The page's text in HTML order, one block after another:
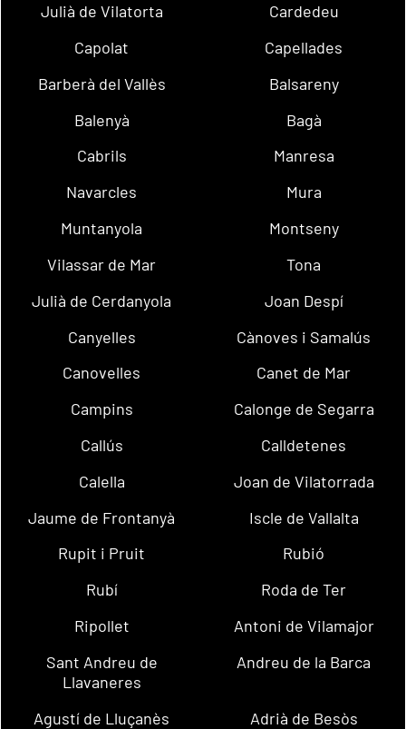
Julià de Vilatorta
Cardedeu
Capolat
Capellades
Barberà del Vallès
Balsareny
Balenyà
Bagà
Cabrils
Manresa
Navarcles
Mura
Muntanyola
Montseny
Vilassar de Mar
Tona
Julià de Cerdanyola
Joan Despí
Canyelles
Cànoves i Samalús
Canovelles
Canet de Mar
Campins
Calonge de Segarra
Callús
Calldetenes
Calella
Joan de Vilatorrada
Jaume de Frontanyà
Iscle de Vallalta
Rupit i Pruit
Rubió
Rubí
Roda de Ter
Ripollet
Antoni de Vilamajor
Sant Andreu de
Llavaneres
Andreu de la Barca
Agustí de Lluçanès
Adrià de Besòs